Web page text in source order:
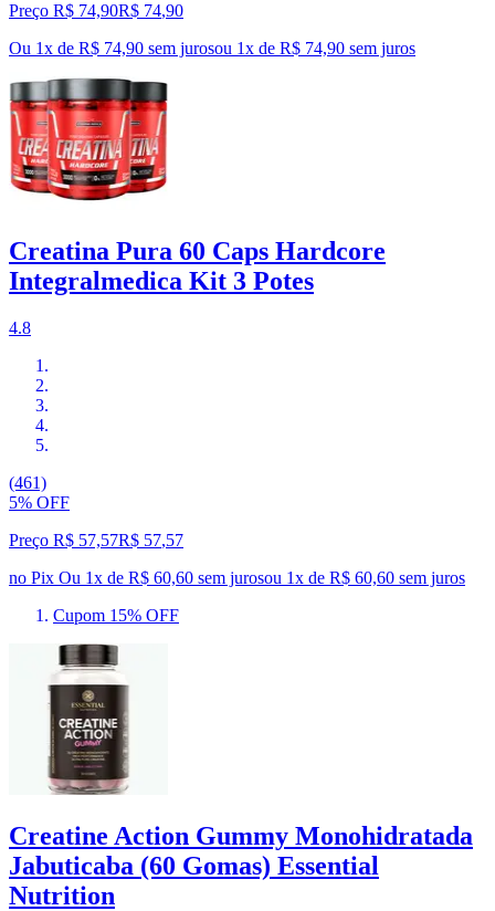
Preço R$ 74,90R$ 74,90
Ou 1x de R$ 74,90 sem jurosou 1x de R$ 74,90 sem juros
Creatina Pura 60 Caps Hardcore
Integralmedica Kit 3 Potes
4.8
(461)
5% OFF
Preço R$ 57,57R$ 57,57
no Pix Ou 1x de R$ 60,60 sem jurosou 1x de R$ 60,60 sem juros
Cupom 15% OFF
Creatine Action Gummy Monohidratada
Jabuticaba (60 Gomas) Essential
Nutrition